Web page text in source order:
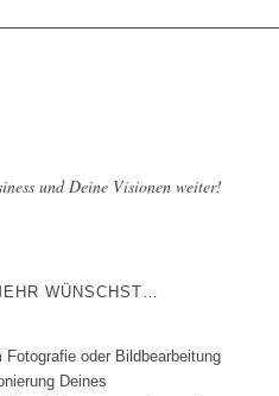
und Deine Visionen weiter!
WÜNSCHST…
oder Bildbearbeitung
Deines